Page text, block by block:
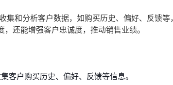
集和分析客户数据，如购买历史、偏好、反馈
还能增强客户忠诚度，推动销售业绩。
客户购买历史、偏好、反馈等信息。